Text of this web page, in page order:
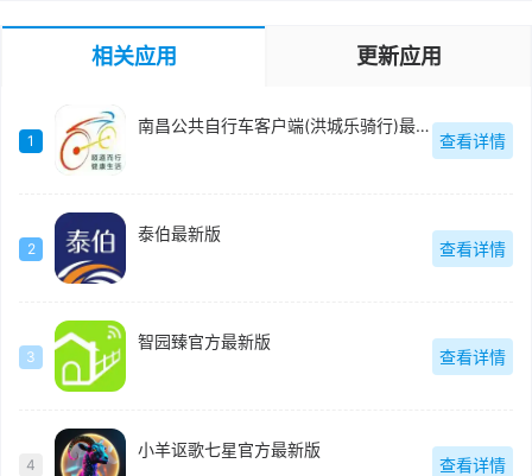
相关应用 更新应用
1
南昌公共自行车客户端(洪城乐骑行)最新版
查看详情
2
泰伯最新版
查看详情
3
智园臻官方最新版
查看详情
4
小羊讴歌七星官方最新版
查看详情